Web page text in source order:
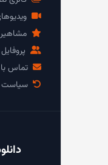
مشاهیر
تماس
سیاست